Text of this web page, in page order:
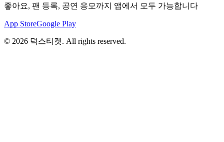
좋아요, 팬 등록, 공연 응모까지 앱에서 모두 가능합니다
App StoreGoogle Play
© 2026 덕스티켓. All rights reserved.